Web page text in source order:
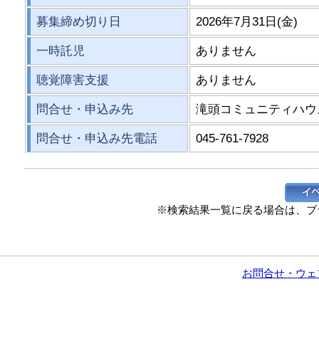
募集締め切り日 2026年7月31日(金)
一時託児 ありません
聴覚障害支援 ありません
問合せ・申込み先 滝頭コミュニティハ
問合せ・申込み先電話 045-761-7928
※検索結果一覧に戻る場合は、
お問合せ・ウ